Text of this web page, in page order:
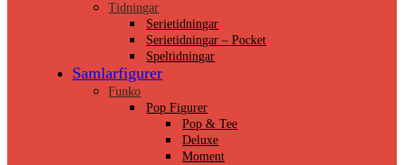
Tidningar
Serietidningar
Serietidningar – Pocket
Speltidningar
Samlarfigurer
Funko
Pop Figurer
Pop & Tee
Deluxe
Moment